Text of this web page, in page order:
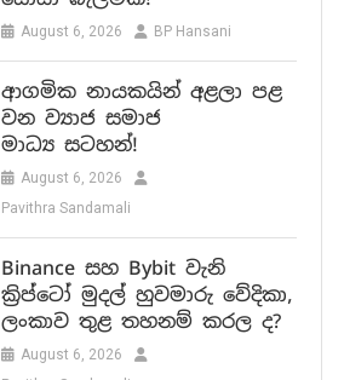
August 6, 2026 BP Hansani
ආගමික නායකයින් අළලා පළ
වන ව්‍යාජ සමාජ
මාධ්‍ය සටහන්!
August 6, 2026
Pavithra Sandamali
Binance සහ Bybit වැනි
ක්‍රිප්ටෝ මුදල් හුවමාරු වේදිකා,
ලංකාව තුළ තහනම් කරල ද?
August 6, 2026